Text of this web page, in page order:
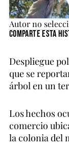
Autor no
Comparte esta
Despliegue
que se
árbol en un
Los hechos
comercio
la colonia del